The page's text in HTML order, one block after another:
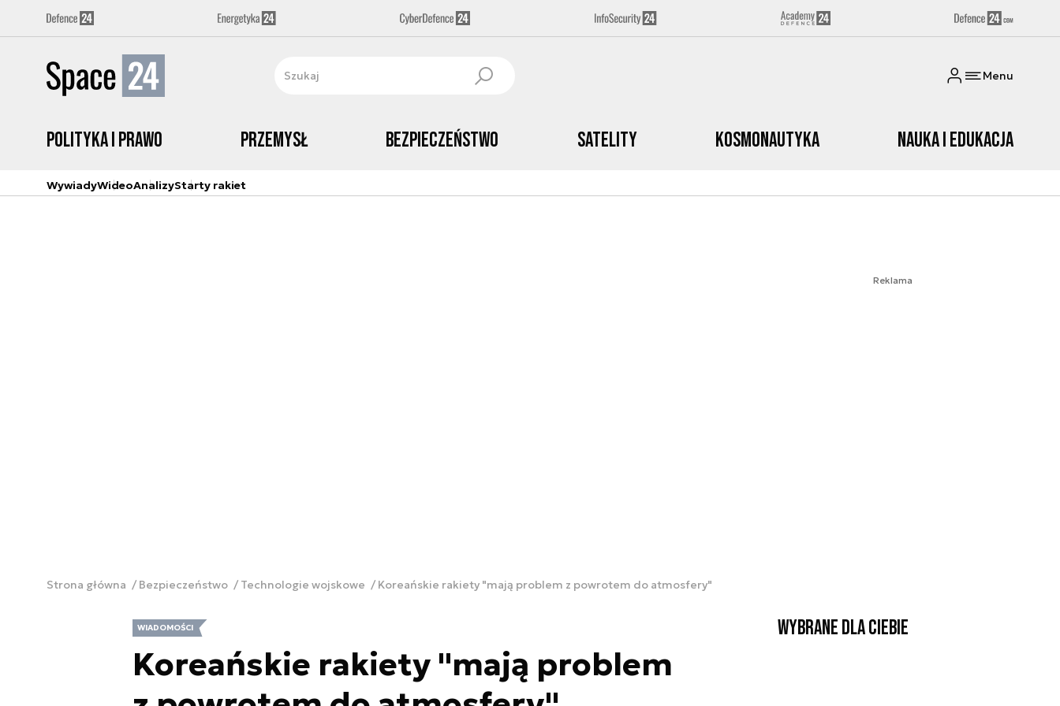
Menu
Polityka i prawo Przemysł Bezpieczeństwo Satelity Kosmonautyka Nauka i edukacja
WywiadyWideoAnalizyStarty rakiet
Reklama
Strona główna Bezpieczeństwo Technologie wojskowe Koreańskie rakiety "mają problem z powrotem do atmosfery"
WIADOMOŚCI
Koreańskie rakiety "mają problem
Wybrane dla Ciebie